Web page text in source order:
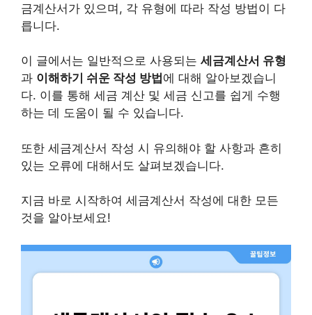
금계산서가 있으며, 각 유형에 따라 작성 방법이 다
릅니다.
이 글에서는 일반적으로 사용되는 세금계산서 유형
과 이해하기 쉬운 작성 방법 에 대해 알아보겠습니
다. 이를 통해 세금 계산 및 세금 신고를 쉽게 수행
하는 데 도움이 될 수 있습니다.
또한 세금계산서 작성 시 유의해야 할 사항과 흔히
있는 오류에 대해서도 살펴보겠습니다.
지금 바로 시작하여 세금계산서 작성에 대한 모든
것을 알아보세요!